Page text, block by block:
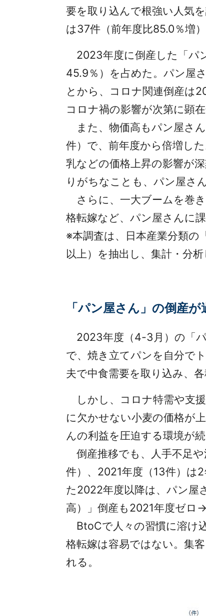
要を取り込んで根強い人気
は37件（前年度比85.0％増
2023年度に倒産した「パ
45.9％）を占めた。パン屋
とから、コロナ関連倒産は
コロナ禍の影響が次第に顕在
また、物価高もパン屋さ
件）で、前年度から倍増し
乳などの価格上昇の影響が
りがちなことも、パン屋さ
さらに、一大ブームを巻
格転嫁など、パン屋さんに
※本調査は、日本産業分類
以上）を抽出し、集計・分析
「パン屋さん」の倒産が
2023年度（4-3月）の「パ
で、焼き立てパンを自分で
夫で中食需要を取り込み、
しかし、コロナ特需や支
に欠かせない小麦の価格が
んの利益を圧迫する環境が続
倒産推移でも、人手不足
件）、2021年度（13件）は
た2022年度以降は、パン屋
高）」倒産も2021年度ゼロ
BtoCで人々の習慣に溶け
格転嫁は容易ではない。集
れる。